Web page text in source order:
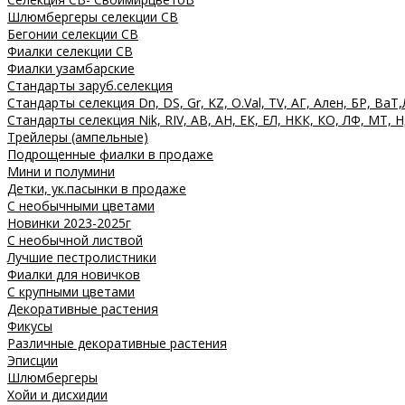
Шлюмбергеры селекции СВ
Бегонии селекции СВ
Фиалки селекции СВ
Фиалки узамбарские
Стандарты заруб.селекция
Стандарты селекция Dn, DS, Gr, KZ, O.Val, TV, АГ, Ален, БР,
Стандарты селекция Nik, RIV, АВ, АН, ЕК, ЕЛ, НКК, КО, ЛФ,
Трейлеры (ампельные)
Подрощенные фиалки в продаже
Мини и полумини
Детки, ук.пасынки в продаже
С необычными цветами
Новинки 2023-2025г
С необычной листвой
Лучшие пестролистники
Фиалки для новичков
С крупными цветами
Декоративные растения
Фикусы
Различные декоративные растения
Эписции
Шлюмбергеры
Хойи и дисхидии